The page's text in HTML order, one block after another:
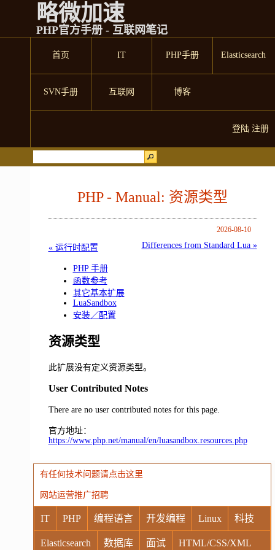
略微加速
PHP官方手册 - 互联网笔记
首页 IT PHP手册 Elasticsearch
SVN手册 互联网 博客
登陆 注册
PHP - Manual: 资源类型
2026-08-10
Differences from Standard Lua »
« 运行时配置
PHP 手册
函数参考
其它基本扩展
LuaSandbox
安装／配置
资源类型
此扩展没有定义资源类型。
User Contributed Notes
There are no user contributed notes for this page.
官方地址：
https://www.php.net/manual/en/luasandbox.resources.php
有任何技术问题请点击这里
网站运营推广招聘
IT PHP 编程语言 开发编程 Linux 科技
Elasticsearch 数据库 面试 HTML/CSS/XML